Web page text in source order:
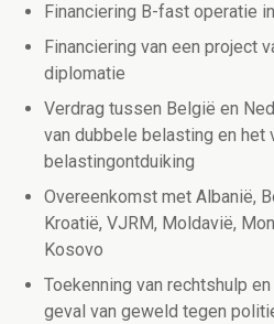
Financiering B-fast operatie
Financiering van een project
diplomatie
Verdrag tussen België en
van dubbele belasting en het
belastingontduiking
Overeenkomst met Albanië,
Kroatië, VJRM, Moldavië,
Kosovo
Toekenning van rechtshulp
geval van geweld tegen